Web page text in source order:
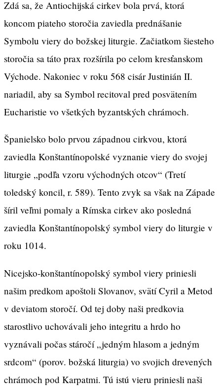
Zdá sa, že Antiochijská cirkev bola prvá, ktorá
koncom piateho storočia zaviedla prednášanie
Symbolu viery do božskej liturgie. Začiatkom šiesteho
storočia sa táto prax rozšírila po celom kresťanskom
Východe. Nakoniec v roku 568 cisár Justinián II.
nariadil, aby sa Symbol recitoval pred posvätením
Eucharistie vo všetkých byzantských chrámoch.
Španielsko bolo prvou západnou cirkvou, ktorá
zaviedla Konštantínopolské vyznanie viery do svojej
liturgie „podľa vzoru východných otcov“ (Tretí
toledský koncil, r. 589). Tento zvyk sa však na Západe
šíril veľmi pomaly a Rímska cirkev ako posledná
zaviedla Konštantínopolský symbol viery do liturgie v
roku 1014.
Nicejsko-konštantínopolský symbol viery priniesli
našim predkom apoštoli Slovanov, svätí Cyril a Metod
v deviatom storočí. Od tej doby naši predkovia
starostlivo uchovávali jeho integritu a hrdo ho
vyznávali počas stáročí „jedným hlasom a jedným
srdcom“ (porov. božská liturgia) vo svojich drevených
chrámoch pod Karpatmi. Tú istú vieru priniesli naši